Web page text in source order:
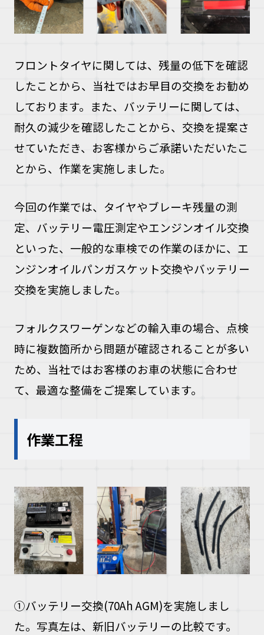
フロントタイヤに関しては、残量の低下を確認
したことから、当社ではお早目の交換をお勧め
しております。また、バッテリーに関しては、
耐久の減少を確認したことから、交換を提案さ
せていただき、お客様からご承諾いただいたこ
とから、作業を実施しました。
今回の作業では、タイヤやブレーキ残量の測
定、バッテリー電圧測定やエンジンオイル交換
といった、一般的な車検での作業のほかに、エ
ンジンオイルパンガスケット交換やバッテリー
交換を実施しました。
フォルクスワーゲンなどの輸入車の場合、点検
時に複数箇所から問題が確認されることが多い
ため、当社ではお客様のお車の状態に合わせ
て、最適な整備をご提案しています。
作業工程
①バッテリー交換(70Ah AGM)を実施しまし
た。写真左は、新旧バッテリーの比較です。